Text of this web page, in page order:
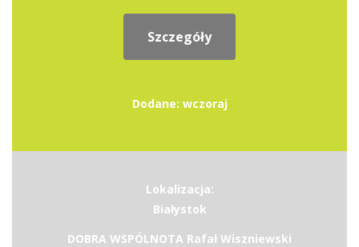
Szczegóły
Dodane: wczoraj
Lokalizacja:
Białystok
DOBRA WSPÓLNOTA Rafał Wiszniewski